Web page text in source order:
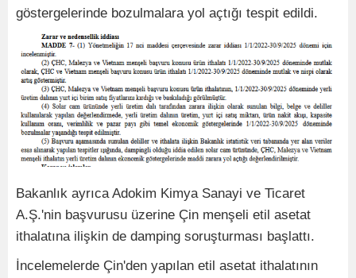
göstergelerinde bozulmalara yol açtığı tespit edildi.
Bakanlık ayrıca Adokim Kimya Sanayi ve Ticaret
A.Ş.'nin başvurusu üzerine Çin menşeli etil asetat
ithalatına ilişkin de damping soruşturması başlattı.
İncelemelerde Çin'den yapılan etil asetat ithalatının